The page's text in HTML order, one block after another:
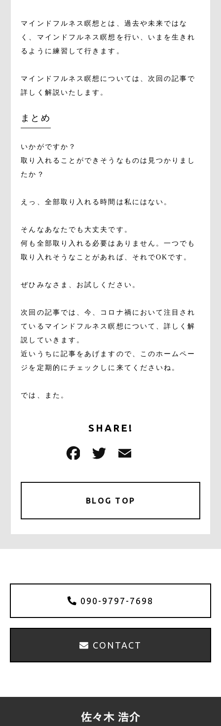
マインドフルネス瞑想とは、過去や未来ではな
く、マインドフルネス瞑想を行い、いまを生きれ
るように練習して行きます。
マインドフルネス瞑想については、次回の記事で
詳しく解説いたします。
まとめ
いかがですか？
取り入れることができそうなものは見つかりまし
たか？
えっ、全部取り入れる時間は私にはない。
そんなあなたでも大丈夫です。
何も全部取り入れる必要はありません。一つでも
取り入れそうなことがあれば、それでOKです。
ぜひみなさま、お試しください。
次回の記事では、今、コロナ禍において注目され
ているマインドフルネス瞑想について、詳しく解
説していきます。
近いうちに記事をあげますので、このホームペー
ジを定期的にチェックしに来てくださいね。
では、また。
SHARE!
F
c
e
b
o
o
T
it
te
r
ai
BLOG TOP
090-9797-7698
CONTACT